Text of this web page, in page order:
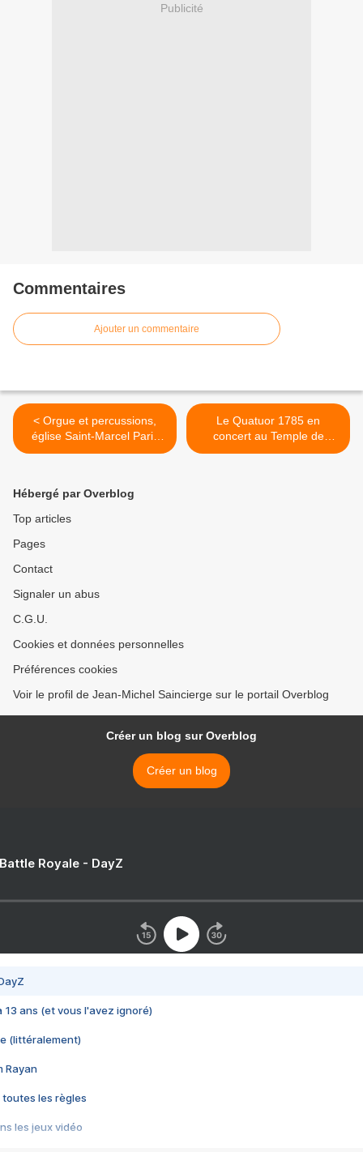
Publicité
Commentaires
Ajouter un commentaire
< Orgue et percussions,
église Saint-Marcel Paris
13e
Le Quatuor 1785 en
concert au Temple de
l'Annonciation Paris 16e >
Hébergé par Overblog
Top articles
Pages
Contact
Signaler un abus
C.G.U.
Cookies et données personnelles
Préférences cookies
Voir le profil de Jean-Michel Saincierge sur le portail Overblog
Créer un blog sur Overblog
Créer un blog
Royale - DayZ
13 ans (et vous l'avez ignoré)
(littéralement)
Rayan
toutes les règles
les jeux vidéo